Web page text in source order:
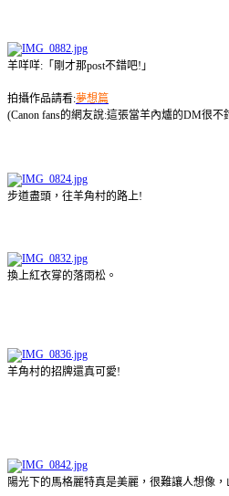
羊咩咩:「剛才那post不錯吧!」
拍攝作品請看:夢想篇
(Canon fans的網友說:這張當羊內爐的DM很不
步道盡頭，往羊角村的路上!
換上紅衣牚的落雨松。
羊角村的招牌還真可愛!
陽光下的馬格麗特真是美麗，很難讓人想像，